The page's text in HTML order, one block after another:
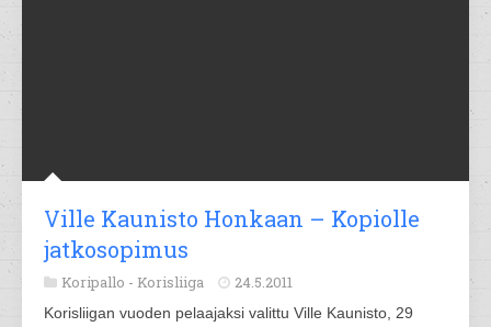
Ville Kaunisto Honkaan – Kopiolle
jatkosopimus
Koripallo - Korisliiga 24.5.2011
Korisliigan vuoden pelaajaksi valittu Ville Kaunisto, 29